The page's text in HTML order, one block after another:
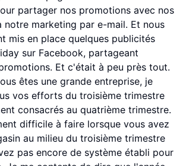
partager nos promotions avec nos
notre marketing par e-mail. Et nous
mis en place quelques publicités
sur Facebook, partageant
Et c'était à peu près tout.
êtes une grande entreprise, je
vos efforts du troisième trimestre
consacrés au quatrième trimestre.
difficile à faire lorsque vous avez
au milieu du troisième trimestre
pas encore de système établi pour